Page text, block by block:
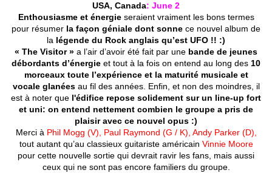
USA, Canada: June 2
Enthousiasme et énergieseraient vraiment les bons termes
pour résumer la façon géniale dont sonne ce nouvel album de
la légende du Rock anglais qu’est UFO !! :)
« The Visitor » a l’air d’avoir été fait par une bande de jeunes
débordants d’énergie et tout à la fois on entend au long des 10
morceaux toute l’expérience et la maturité musicale et
vocale glanéesau fil des années. Enfin, et non des moindres, il
est à noter que l'édifice repose solidement sur un line-up fort
et uni: on entend nettement combien le groupe a pris de
plaisir avec ce nouvel opus :)
Merci à Phil Mogg (V), Paul Raymond (G / K), Andy Parker (D),
tout autant qu’au classieux guitariste américain Vinnie Moore
pour cette nouvelle sortie qui devrait ravir les fans, mais aussi
ceux qui ne sont pas encore familiers du groupe.